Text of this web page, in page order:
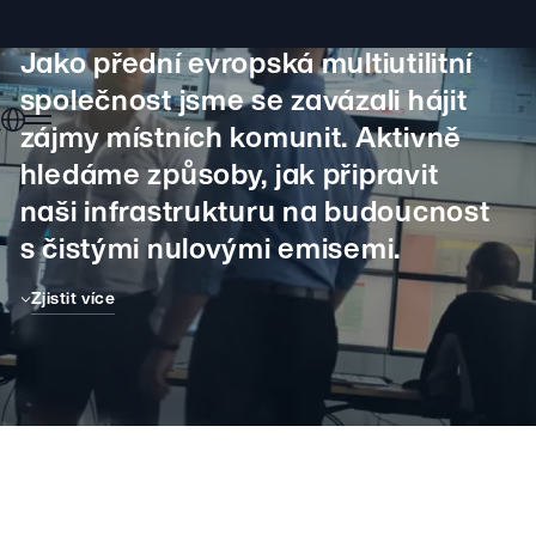
/ Commerce
Jako přední evropská multiutilitní
společnost jsme se zavázali hájit
zájmy místních komunit. Aktivně
hledáme způsoby, jak připravit
naši infrastrukturu na budoucnost
s čistými nulovými emisemi.
Zjistit více